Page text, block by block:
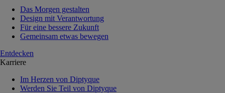
Das Morgen gestalten
Design mit Verantwortung
Für eine bessere Zukunft
Gemeinsam etwas bewegen
Entdecken
Karriere
Im Herzen von Diptyque
Werden Sie Teil von Diptyque